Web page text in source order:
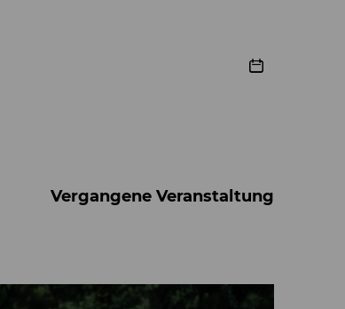
Vergangene Veranstaltung